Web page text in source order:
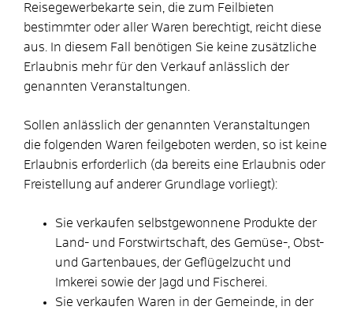
Reisegewerbekarte sein, die zum Feilbieten
bestimmter oder aller Waren berechtigt, reicht diese
aus. In diesem Fall benötigen Sie keine zusätzliche
Erlaubnis mehr für den Verkauf anlässlich der
genannten Veranstaltungen.
Sollen anlässlich der genannten Veranstaltungen
die folgenden Waren feilgeboten werden, so ist keine
Erlaubnis erforderlich (da bereits eine Erlaubnis oder
Freistellung auf anderer Grundlage vorliegt):
Sie verkaufen selbstgewonnene Produkte der
Land- und Forstwirtschaft, des Gemüse-, Obst-
und Gartenbaues, der Geflügelzucht und
Imkerei sowie der Jagd und Fischerei.
Sie verkaufen Waren in der Gemeinde, in der